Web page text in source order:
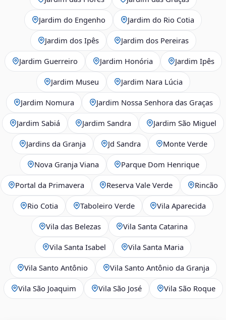
Jardim do Engenho Jardim do Rio Cotia
Jardim dos Ipês Jardim dos Pereiras
Jardim Guerreiro Jardim Honória Jardim Ipês
Jardim Museu Jardim Nara Lúcia
Jardim Nomura Jardim Nossa Senhora das Graças
Jardim Sabiá Jardim Sandra Jardim São Miguel
Jardins da Granja Jd Sandra Monte Verde
Nova Granja Viana Parque Dom Henrique
Portal da Primavera Reserva Vale Verde Rincão
Rio Cotia Taboleiro Verde Vila Aparecida
Vila das Belezas Vila Santa Catarina
Vila Santa Isabel Vila Santa Maria
Vila Santo Antônio Vila Santo Antônio da Granja
Vila São Joaquim Vila São José Vila São Roque